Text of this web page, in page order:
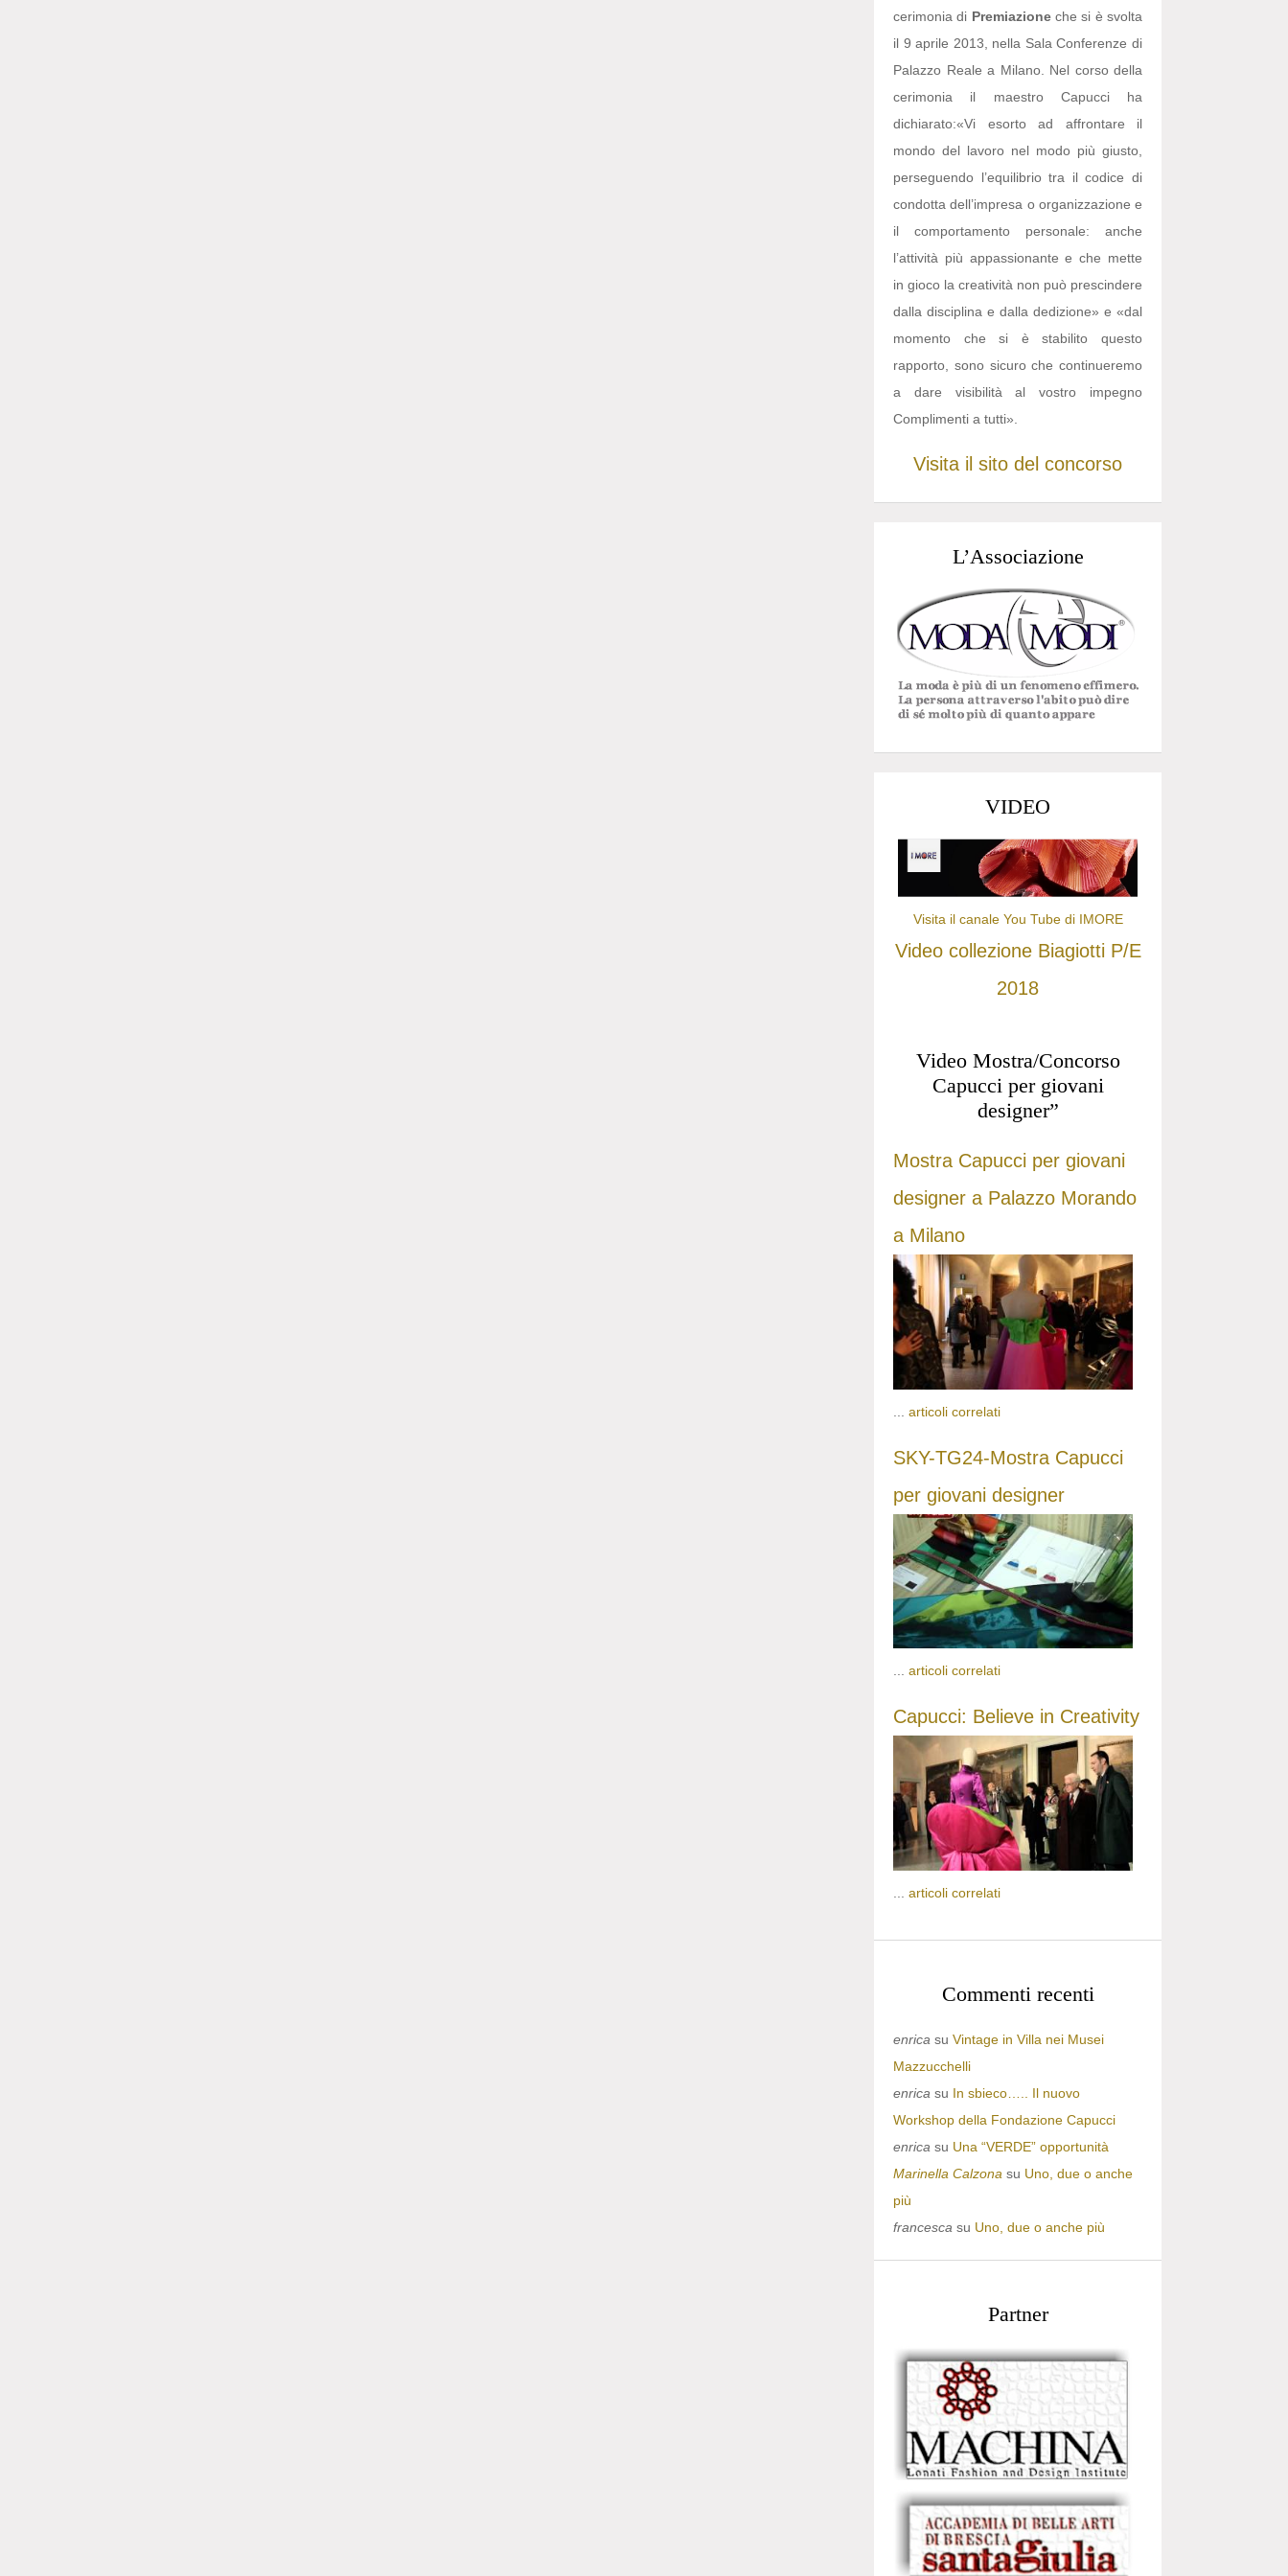
cerimonia di Premiazioneche si è svolta
il 9 aprile 2013, nella Sala Conferenze di
Palazzo Reale a Milano. Nel corso della
cerimonia il maestro Capucci ha
dichiarato:«Vi esorto ad affrontare il
mondo del lavoro nel modo più giusto,
perseguendo l’equilibrio tra il codice di
condotta dell’impresa o organizzazione e
il comportamento personale: anche
l’attività più appassionante e che mette
in gioco la creatività non può prescindere
dalla disciplina e dalla dedizione» e «dal
momento che si è stabilito questo
rapporto, sono sicuro che continueremo
a dare visibilità al vostro impegno
Complimenti a tutti».
Visita il sito del concorso
L’Associazione
VIDEO
Visita il canale You Tube di IMORE
Video collezione Biagiotti P/E
2018
Video Mostra/Concorso
Capucci per giovani
designer”
Mostra Capucci per giovani
designer a Palazzo Morando
a Milano
articoli correlati
SKY-TG24-Mostra Capucci
per giovani designer
... articoli correlati
Capucci: Believe in Creativity
articoli correlati
Commenti recenti
enrica su Vintage in Villa nei Musei
Mazzucchelli
enrica su In sbieco….. Il nuovo
Workshop della Fondazione Capucci
enrica su Una “VERDE” opportunità
Marinella Calzona su Uno, due o anche
più
francesca su Uno, due o anche più
Partner